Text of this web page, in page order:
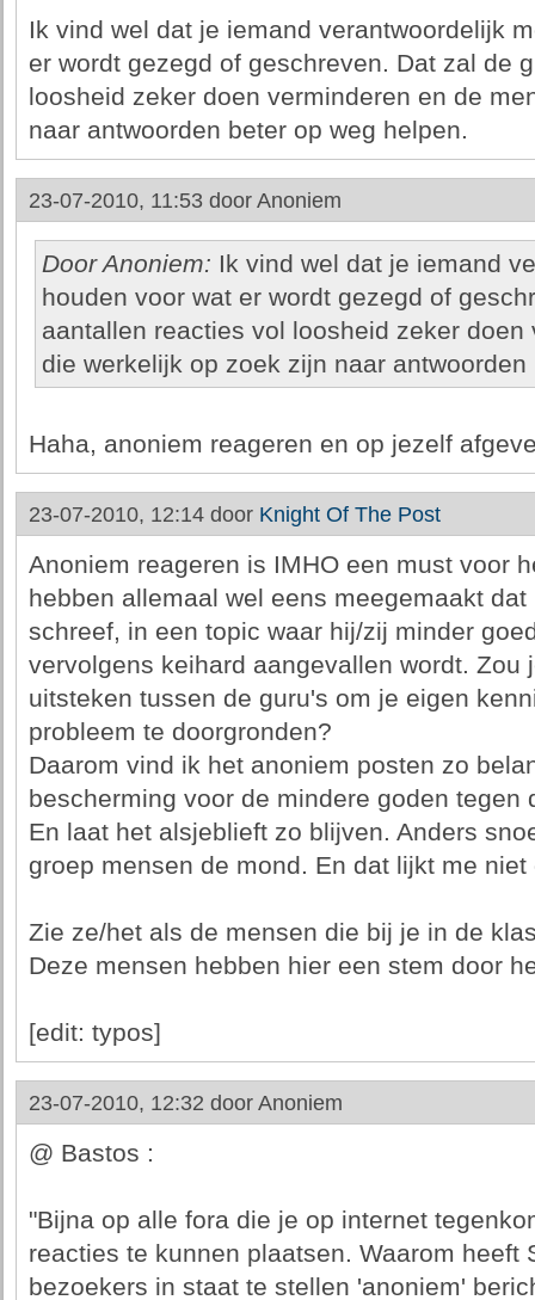
Ik vind wel dat je iemand verantwoordelijk
er wordt gezegd of geschreven. Dat zal de
loosheid zeker doen verminderen en de
naar antwoorden beter op weg helpen.
23-07-2010, 11:53 door Anoniem
Door Anoniem: Ik vind wel dat je iemand
houden voor wat er wordt gezegd of
aantallen reacties vol loosheid zeker
die werkelijk op zoek zijn naar
Haha, anoniem reageren en op jezelf
23-07-2010, 12:14 door Knight Of The Post
Anoniem reageren is IMHO een must voor
hebben allemaal wel eens meegemaakt
schreef, in een topic waar hij/zij minder
vervolgens keihard aangevallen wordt. Zou
uitsteken tussen de guru's om je eigen
probleem te doorgronden?
Daarom vind ik het anoniem posten zo
bescherming voor de mindere goden tegen
En laat het alsjeblieft zo blijven. Anders
groep mensen de mond. En dat lijkt me
Zie ze/het als de mensen die bij je in de
Deze mensen hebben hier een stem door
[edit: typos]
23-07-2010, 12:32 door Anoniem
@ Bastos :
"Bijna op alle fora die je op internet
reacties te kunnen plaatsen. Waarom heeft
bezoekers in staat te stellen 'anoniem'